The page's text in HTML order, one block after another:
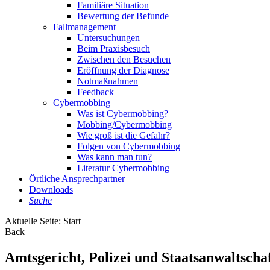
Familiäre Situation
Bewertung der Befunde
Fallmanagement
Untersuchungen
Beim Praxisbesuch
Zwischen den Besuchen
Eröffnung der Diagnose
Notmaßnahmen
Feedback
Cybermobbing
Was ist Cybermobbing?
Mobbing/Cybermobbing
Wie groß ist die Gefahr?
Folgen von Cybermobbing
Was kann man tun?
Literatur Cybermobbing
Örtliche Ansprechpartner
Downloads
Suche
Aktuelle Seite: Start
Back
Amtsgericht, Polizei und